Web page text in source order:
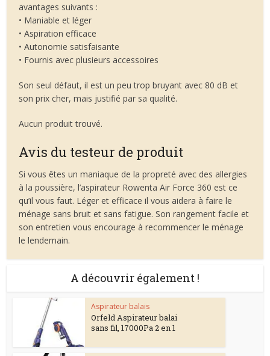
avantages suivants :
• Maniable et léger
• Aspiration efficace
• Autonomie satisfaisante
• Fournis avec plusieurs accessoires
Son seul défaut, il est un peu trop bruyant avec 80 dB et
son prix cher, mais justifié par sa qualité.
Aucun produit trouvé.
Avis du testeur de produit
Si vous êtes un maniaque de la propreté avec des allergies
à la poussière, l’aspirateur Rowenta Air Force 360 est ce
qu’il vous faut. Léger et efficace il vous aidera à faire le
ménage sans bruit et sans fatigue. Son rangement facile et
son entretien vous encourage à recommencer le ménage
le lendemain.
A découvrir également !
Aspirateur balais
Orfeld Aspirateur balai
sans fil, 17000Pa 2 en 1